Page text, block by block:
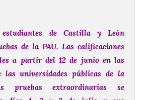
de Castilla y León
de la PAU. Las calificaciones
a partir del 12 de junio en las
las universidades públicas de la
pruebas extraordinarias se